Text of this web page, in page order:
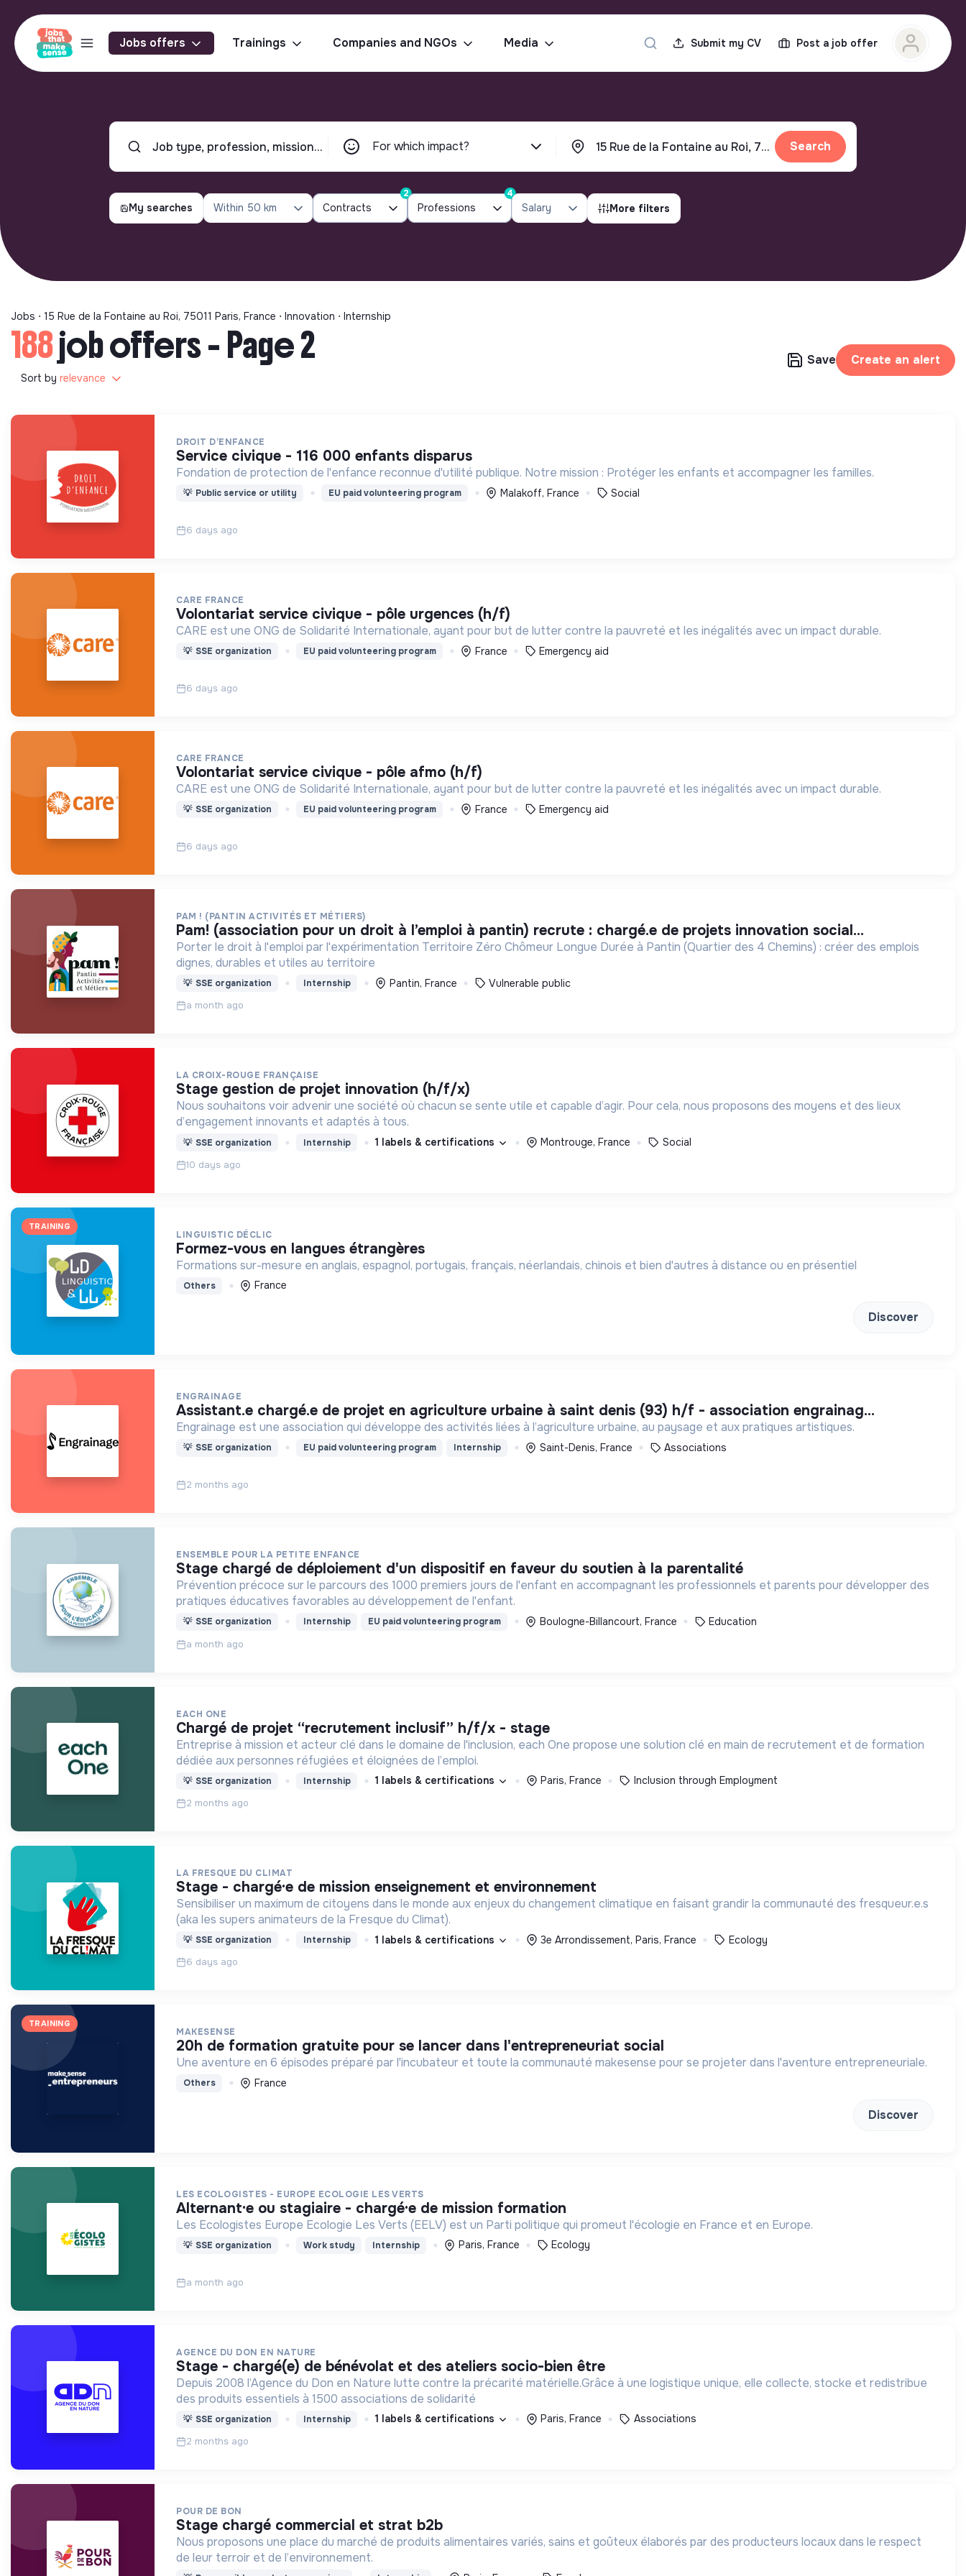
Jobs offers Trainings Companies and NGOs Media Submit my CV Post a job offer
For which impact? Search
My searches Within 50 km Contracts
2
Professions
4
Salary More filters
Jobs ⋅ 15 Rue de la Fontaine au Roi, 75011 Paris, France ⋅ Innovation ⋅ Internship
188job offers - Page 2
Sort by relevance
Save Create an alert
DROIT D’ENFANCE
service civique - 116 000 enfants disparus
Fondation de protection de l'enfance reconnue d'utilité publique. Notre mission : Protéger les enfants et accompagner les familles.
💡 Public service or utility EU paid volunteering program Malakoff, France Social
6 days ago
CARE FRANCE
volontariat service civique - pôle urgences (h/f)
CARE est une ONG de Solidarité Internationale, ayant pour but de lutter contre la pauvreté et les inégalités avec un impact durable.
💡 SSE organization EU paid volunteering program France Emergency aid
6 days ago
CARE FRANCE
volontariat service civique - pôle afmo (h/f)
CARE est une ONG de Solidarité Internationale, ayant pour but de lutter contre la pauvreté et les inégalités avec un impact durable.
💡 SSE organization EU paid volunteering program France Emergency aid
6 days ago
PAM ! (PANTIN ACTIVITÉS ET MÉTIERS)
pam! (association pour un droit à l’emploi à pantin) recrute : chargé.e de projets innovation social...
Porter le droit à l'emploi par l'expérimentation Territoire Zéro Chômeur Longue Durée à Pantin (Quartier des 4 Chemins) : créer des emplois
dignes, durables et utiles au territoire
💡 SSE organization Internship Pantin, France Vulnerable public
a month ago
LA CROIX-ROUGE FRANÇAISE
stage gestion de projet innovation (h/f/x)
Nous souhaitons voir advenir une société où chacun se sente utile et capable d’agir. Pour cela, nous proposons des moyens et des lieux
d’engagement innovants et adaptés à tous.
💡 SSE organization Internship 1 labels & certifications Montrouge, France Social
10 days ago
TRAINING
LINGUISTIC DÉCLIC
formez-vous en langues étrangères
Formations sur-mesure en anglais, espagnol, portugais, français, néerlandais, chinois et bien d'autres à distance ou en présentiel
Others France
Discover
ENGRAINAGE
assistant.e chargé.e de projet en agriculture urbaine à saint denis (93) h/f - association engrainag...
Engrainage est une association qui développe des activités liées à l’agriculture urbaine, au paysage et aux pratiques artistiques.
💡 SSE organization EU paid volunteering program Internship Saint-Denis, France Associations
2 months ago
ENSEMBLE POUR LA PETITE ENFANCE
stage chargé de déploiement d'un dispositif en faveur du soutien à la parentalité
Prévention précoce sur le parcours des 1000 premiers jours de l'enfant en accompagnant les professionnels et parents pour développer des
pratiques éducatives favorables au développement de l'enfant.
💡 SSE organization Internship EU paid volunteering program Boulogne-Billancourt, France Education
a month ago
EACH ONE
chargé de projet “recrutement inclusif” h/f/x - stage
Entreprise à mission et acteur clé dans le domaine de l'inclusion, each One propose une solution clé en main de recrutement et de formation
dédiée aux personnes réfugiées et éloignées de l’emploi.
💡 SSE organization Internship 1 labels & certifications Paris, France Inclusion through Employment
2 months ago
LA FRESQUE DU CLIMAT
stage - chargé·e de mission enseignement et environnement
Sensibiliser un maximum de citoyens dans le monde aux enjeux du changement climatique en faisant grandir la communauté des fresqueur.e.s
(aka les supers animateurs de la Fresque du Climat).
💡 SSE organization Internship 1 labels & certifications 3e Arrondissement, Paris, France Ecology
6 days ago
TRAINING
MAKESENSE
20h de formation gratuite pour se lancer dans l'entrepreneuriat social
Une aventure en 6 épisodes préparé par l'incubateur et toute la communauté makesense pour se projeter dans l'aventure entrepreneuriale.
Others France
Discover
LES ECOLOGISTES - EUROPE ECOLOGIE LES VERTS
alternant·e ou stagiaire - chargé·e de mission formation
Les Ecologistes Europe Ecologie Les Verts (EELV) est un Parti politique qui promeut l'écologie en France et en Europe.
💡 SSE organization Work study Internship Paris, France Ecology
a month ago
AGENCE DU DON EN NATURE
stage - chargé(e) de bénévolat et des ateliers socio-bien être
Depuis 2008 l’Agence du Don en Nature lutte contre la précarité matérielle.Grâce à une logistique unique, elle collecte, stocke et redistribue
des produits essentiels à 1500 associations de solidarité
💡 SSE organization Internship 1 labels & certifications Paris, France Associations
2 months ago
POUR DE BON
stage chargé commercial et strat b2b
Nous proposons une place du marché de produits alimentaires variés, sains et goûteux élaborés par des producteurs locaux dans le respect
de leur terroir et de l’environnement.